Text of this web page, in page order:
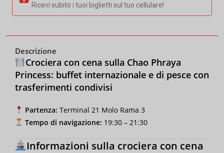
Ricevi subito i tuoi biglietti sul tuo cellulare!
Descrizione
Crociera con cena sulla Chao Phraya
Princess: buffet internazionale e di pesce con
trasferimenti condivisi
Partenza: Terminal 21 Molo Rama 3
Tempo di navigazione: 19:30 – 21:30
Informazioni sulla crociera con cena